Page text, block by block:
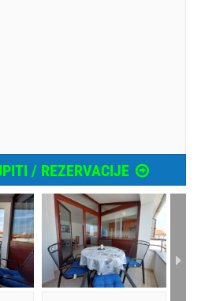
/ REZERVACIJE